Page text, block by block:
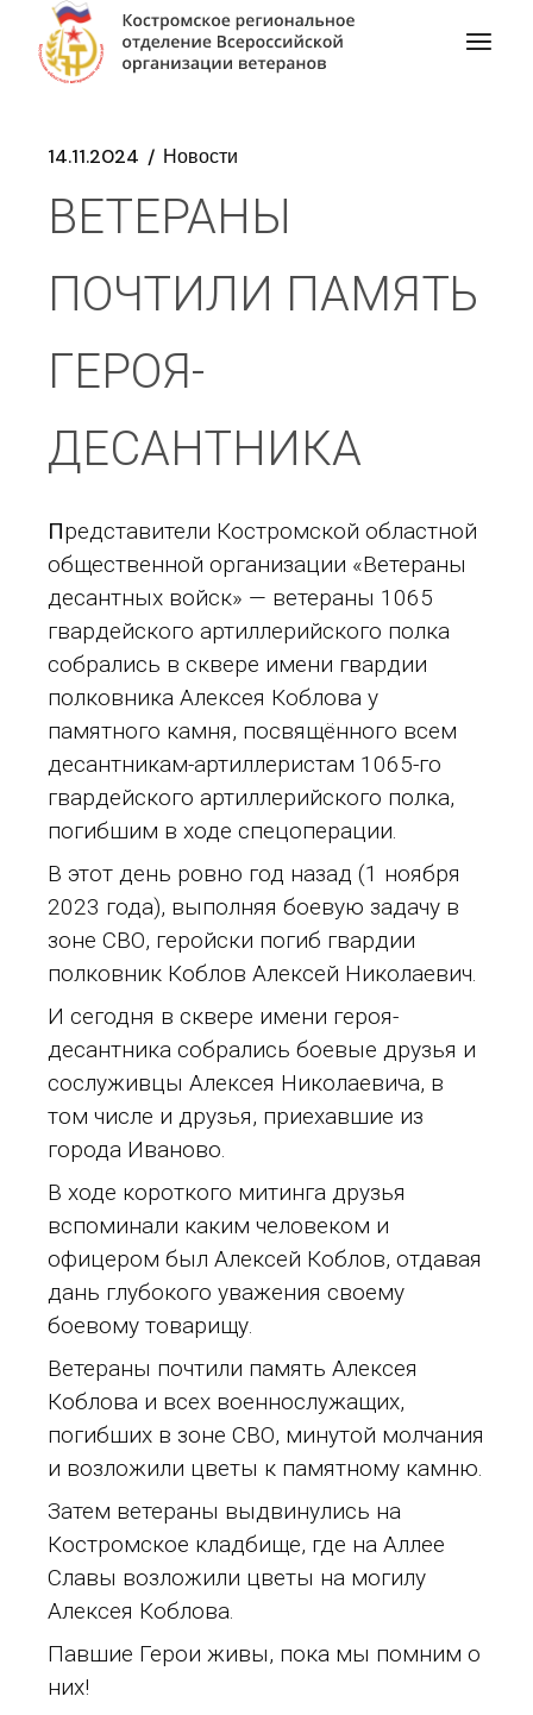
14.11.2024 Новости
ВЕТЕРАНЫ
ПОЧТИЛИ ПАМЯТЬ
ГЕРОЯ-
ДЕСАНТНИКА
Представители Костромской областной
общественной организации «Ветераны
десантных войск» — ветераны 1065
гвардейского артиллерийского полка
собрались в сквере имени гвардии
полковника Алексея Коблова у
памятного камня, посвящённого всем
десантникам-артиллеристам 1065-го
гвардейского артиллерийского полка,
погибшим в ходе спецоперации.
В этот день ровно год назад (1 ноября
2023 года), выполняя боевую задачу в
зоне СВО, геройски погиб гвардии
полковник Коблов Алексей Николаевич.
И сегодня в сквере имени героя-
десантника собрались боевые друзья и
сослуживцы Алексея Николаевича, в
том числе и друзья, приехавшие из
города Иваново.
В ходе короткого митинга друзья
вспоминали каким человеком и
офицером был Алексей Коблов, отдавая
дань глубокого уважения своему
боевому товарищу.
Ветераны почтили память Алексея
Коблова и всех военнослужащих,
погибших в зоне СВО, минутой молчания
и возложили цветы к памятному камню.
Затем ветераны выдвинулись на
Костромское кладбище, где на Аллее
Славы возложили цветы на могилу
Алексея Коблова.
Павшие Герои живы, пока мы помним о
них!